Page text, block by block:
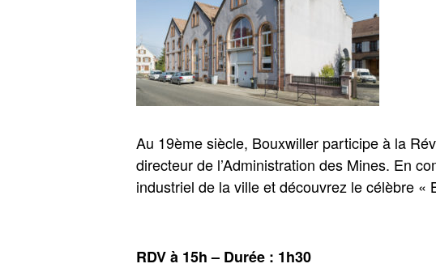
Au 19ème siècle, Bouxwiller participe à la
directeur de l’Administration des Mines. En
industriel de la ville et découvrez le célèbre «
RDV à 15h – Durée : 1h30